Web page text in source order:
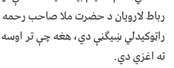
رباط لارویان د حضرت ملا صاحب رحمه
راټوکیدلي ښیګڼې دي، هغه چې تر
ته اغزي دي.